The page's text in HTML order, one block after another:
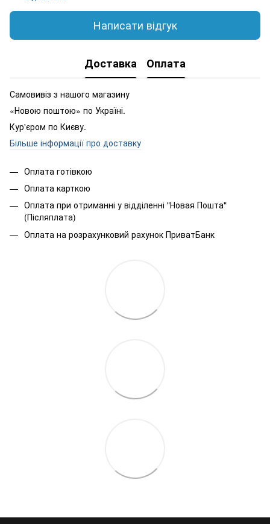
Написати відгук
Доставка Оплата
Самовивіз з нашого магазину
«Новою поштою» по Україні.
Кур'єром по Києву.
Більше інформації про доставку
Оплата готівкою
Оплата карткою
Оплата при отриманні у відділенні "Новая Пошта"
(Післяплата)
Оплата на розрахунковий рахунок ПриватБанк